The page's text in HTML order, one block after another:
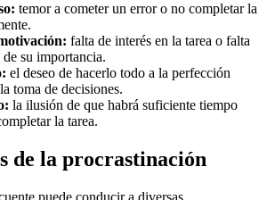
temor a cometer un error o no completar la
falta de interés en la tarea o falta
su importancia.
el deseo de hacerlo todo a la perfección
toma de decisiones.
la ilusión de que habrá suficiente tiempo
la tarea.
de la procrastinación
puede conducir a diversas